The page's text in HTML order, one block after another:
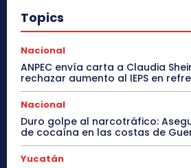
Topics
Nacional
ANPEC envía carta a Claudia
rechazar aumento al IEPS en
Nacional
Duro golpe al narcotráfico:
de cocaína en las costas de
Yucatán